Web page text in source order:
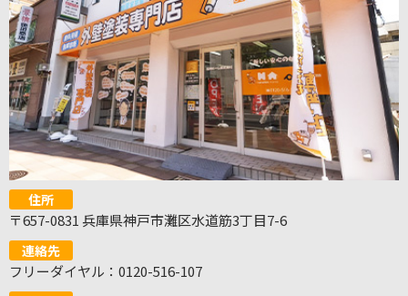
住所
〒657-0831 兵庫県神戸市灘区水道筋3丁目7-6
連絡先
フリーダイヤル：0120-516-107